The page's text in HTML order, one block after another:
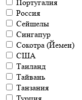
Португалия
Россия
Сейшелы
Сингапур
Сокотра (Йемен)
США
Таиланд
Тайвань
Танзания